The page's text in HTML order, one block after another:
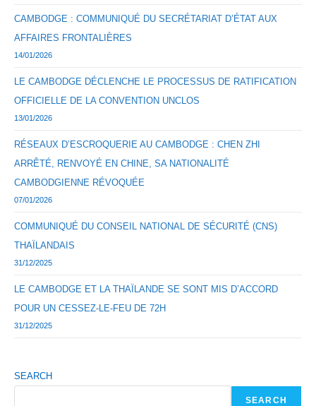
CAMBODGE : COMMUNIQUÉ DU SECRÉTARIAT D’ÉTAT AUX
AFFAIRES FRONTALIÈRES
14/01/2026
LE CAMBODGE DÉCLENCHE LE PROCESSUS DE RATIFICATION
OFFICIELLE DE LA CONVENTION UNCLOS
13/01/2026
RÉSEAUX D’ESCROQUERIE AU CAMBODGE : CHEN ZHI
ARRÊTÉ, RENVOYÉ EN CHINE, SA NATIONALITÉ
CAMBODGIENNE RÉVOQUÉE
07/01/2026
COMMUNIQUÉ DU CONSEIL NATIONAL DE SÉCURITÉ (CNS)
THAÏLANDAIS
31/12/2025
LE CAMBODGE ET LA THAÏLANDE SE SONT MIS D’ACCORD
POUR UN CESSEZ-LE-FEU DE 72H
31/12/2025
SEARCH
SEARCH